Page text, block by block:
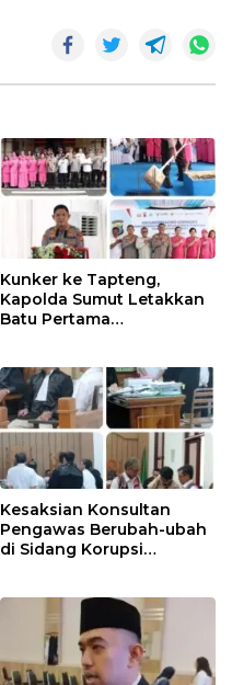
Kunker ke Tapteng,
Kapolda Sumut Letakkan
Batu Pertama
Kesaksian Konsultan
Pengawas Berubah-ubah
di Sidang Korupsi